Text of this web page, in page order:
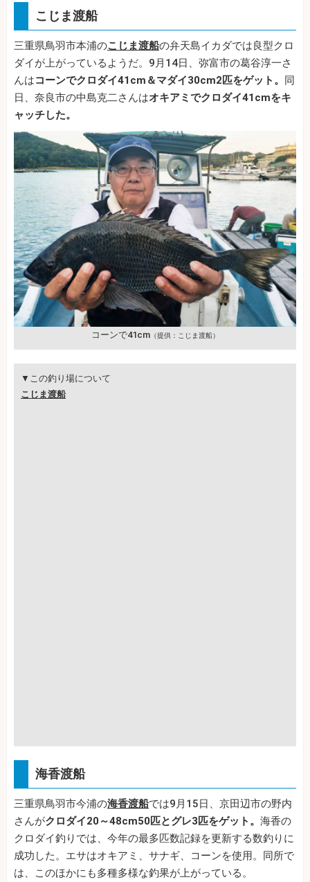
こじま渡船
三重県鳥羽市本浦のこじま渡船の弁天島イカダでは良型クロ
ダイが上がっているようだ。9月14日、弥富市の葛谷淳一さ
んはコーンでクロダイ41cm＆マダイ30cm2匹をゲット。 同
日、奈良市の中島克二さんはオキアミでクロダイ41cmをキ
ャッチした。
コーンで41cm（提供：こじま渡船）
▼この釣り場について
こじま渡船
海香渡船
三重県鳥羽市今浦の海香渡船では9月15日、京田辺市の野内
さんがクロダイ20～48cm50匹とグレ3匹をゲット。 海香の
クロダイ釣りでは、今年の最多匹数記録を更新する数釣りに
成功した。エサはオキアミ、サナギ、コーンを使用。同所で
は、このほかにも多種多様な釣果が上がっている。